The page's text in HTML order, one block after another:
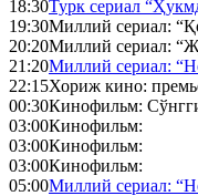
18:30Турк сериал
19:30Миллий сериал:
20:20Миллий сериал:
21:20Миллий сериал:
22:15Хориж кино:
00:30Кинофильм:
03:00Кинофильм:
03:00Кинофильм:
03:00Кинофильм:
05:00Миллий сериал: